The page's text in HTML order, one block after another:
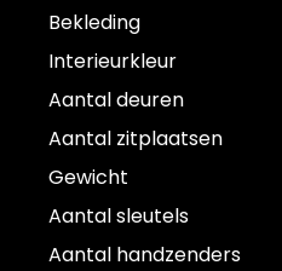
Bekleding
Interieurkleur
Aantal deuren
Aantal zitplaatsen
Gewicht
Aantal sleutels
Aantal handzenders